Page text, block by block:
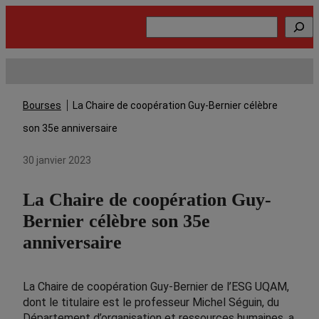
Bourses
La Chaire de coopération Guy-Bernier célèbre
son 35e anniversaire
30 janvier 2023
La Chaire de coopération Guy-
Bernier célèbre son 35e
anniversaire
La Chaire de coopération Guy-Bernier de l’ESG UQAM,
dont le titulaire est le professeur Michel Séguin, du